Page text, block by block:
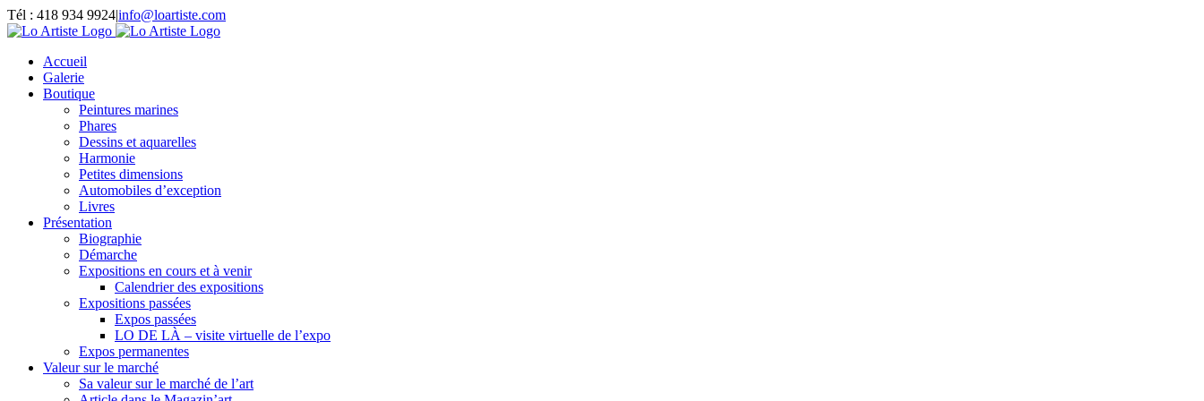
Passer
au
Tél : 418 934 9924|info@loartiste.com
Facebook
Instagram
Email
Pinterest
YouTube
Accueil
Galerie
Boutique
Peintures marines
Phares
Dessins et aquarelles
Harmonie
Petites dimensions
Automobiles d’exception
Livres
Présentation
Biographie
Démarche
Expositions en cours et à venir
Calendrier des expositions
Expositions passées
Expos passées
LO DE LÀ – visite virtuelle de l’expo
Expos permanentes
Valeur sur le marché
Sa valeur sur le marché de l’art